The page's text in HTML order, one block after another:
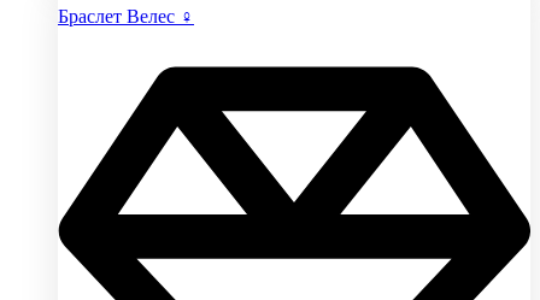
Браслет Велес ♀